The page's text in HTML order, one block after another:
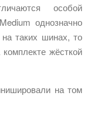
особой
однозначно
таких шинах, то
жёсткой
на том